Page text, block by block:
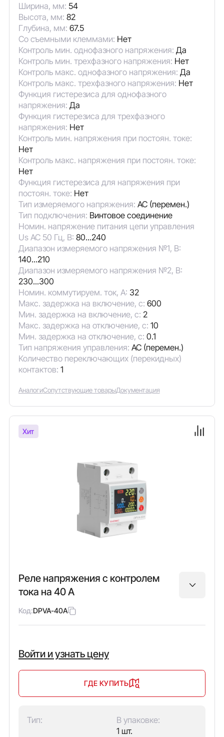
Ширина, мм: 54
Высота, мм: 82
Глубина, мм: 67.5
Со съемными клеммами: Нет
Контроль мин. однофазного напряжения: Да
Контроль мин. трехфазного напряжения: Нет
Контроль макс. однофазного напряжения: Да
Контроль макс. трехфазного напряжения: Нет
Функция гистерезиса для однофазного
напряжения: Да
Функция гистерезиса для трехфазного
напряжения: Нет
Контроль мин. напряжения при постоян. токе:
Нет
Контроль макс. напряжения при постоян. токе:
Нет
Функция гистерезиса для напряжения при
постоян. токе: Нет
Тип измеряемого напряжения: AC (перемен.)
Тип подключения: Винтовое соединение
Номин. напряжение питания цепи управления
Us AC 50 Гц, В: 80...240
Диапазон измеряемого напряжения №1, В:
140...210
Диапазон измеряемого напряжения №2, В:
230...300
Номин. коммутируем. ток, А: 32
Макс. задержка на включение, с: 600
Мин. задержка на включение, с: 2
Макс. задержка на отключение, с: 10
Мин. задержка на отключение, с: 0.1
Тип напряжения управления: AC (перемен.)
Количество переключающих (перекидных)
контактов: 1
АналогиСопутствующие товарыДокументация
Хит
Реле напряжения с контролем
тока на 40 А
Код:DPVA-40A
Войти и узнать цену
ГДЕ КУПИТЬ
Тип:
В упаковке:
1 шт.